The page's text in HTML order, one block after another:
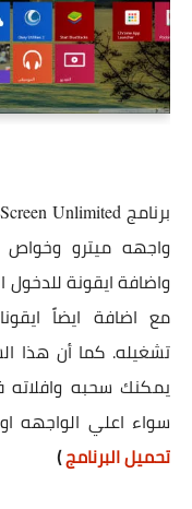
برنامج Unlimited
واجهه ميترو وخواص
واضافة ايقونة
مع اضافة ايضاً
تشغيله. كما أن هذا
يمكنك سحبه
سواء اعلي الواجهه
تحميل البرنامج)